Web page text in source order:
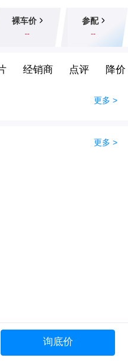
裸车价
--
参配
--
经销商 点评 降价
更多 >
更多 >
询底价